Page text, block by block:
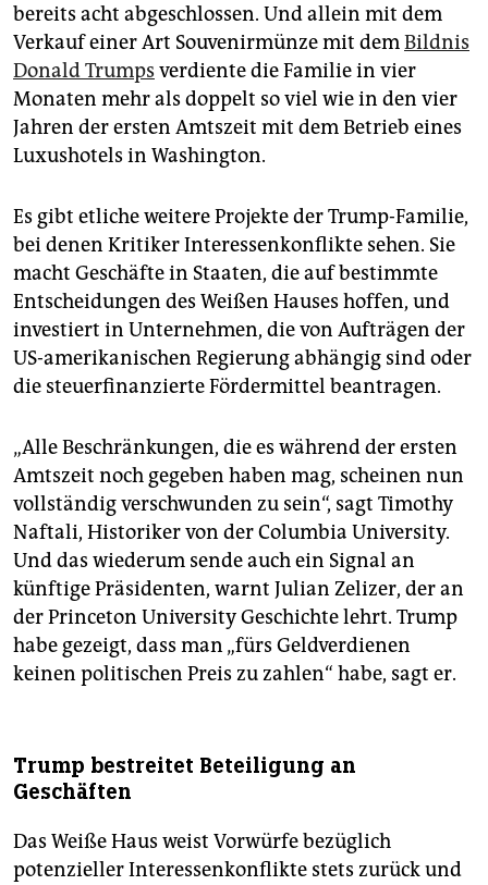
bereits acht abgeschlossen. Und allein mit dem
Verkauf einer Art Souvenirmünze mit demBildnis
Donald Trumps verdiente die Familie in vier
Monaten mehr als doppelt so viel wie in den vier
Jahren der ersten Amtszeit mit dem Betrieb eines
Luxushotels in Washington.
Es gibt etliche weitere Projekte der Trump-Familie,
bei denen Kritiker Interessenkonflikte sehen. Sie
macht Geschäfte in Staaten, die auf bestimmte
Entscheidungen des Weißen Hauses hoffen, und
investiert in Unternehmen, die von Aufträgen der
US-amerikanischen Regierung abhängig sind oder
die steuerfinanzierte Fördermittel beantragen.
„Alle Beschränkungen, die es während der ersten
Amtszeit noch gegeben haben mag, scheinen nun
vollständig verschwunden zu sein“, sagt Timothy
Naftali, Historiker von der Columbia University.
Und das wiederum sende auch ein Signal an
künftige Präsidenten, warnt Julian Zelizer, der an
der Princeton University Geschichte lehrt. Trump
habe gezeigt, dass man „fürs Geldverdienen
keinen politischen Preis zu zahlen“ habe, sagt er.
Trump bestreitet Beteiligung an
Geschäften
Das Weiße Haus weist Vorwürfe bezüglich
potenzieller Interessenkonflikte stets zurück und